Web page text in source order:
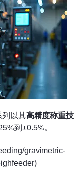
列以其高精度称重技
到±0.5%。
gravimetric-